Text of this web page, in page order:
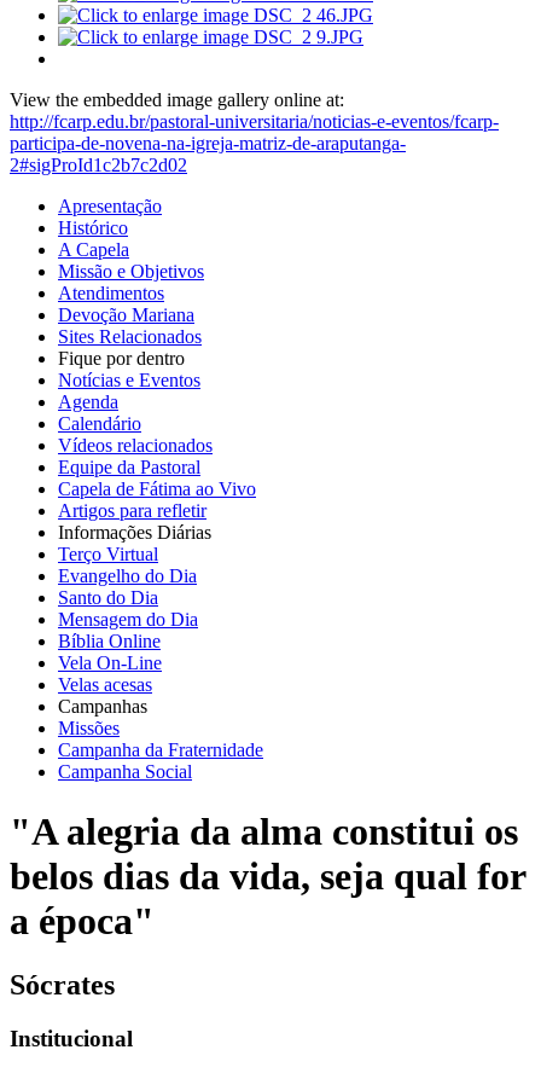
View the embedded image gallery online at:
http://fcarp.edu.br/pastoral-universitaria/noticias-e-eventos/fcarp-
participa-de-novena-na-igreja-matriz-de-araputanga-
2#sigProId1c2b7c2d02
Apresentação
Histórico
A Capela
Missão e Objetivos
Atendimentos
Devoção Mariana
Sites Relacionados
Fique por dentro
Notícias e Eventos
Agenda
Calendário
Vídeos relacionados
Equipe da Pastoral
Capela de Fátima ao Vivo
Artigos para refletir
Informações Diárias
Terço Virtual
Evangelho do Dia
Santo do Dia
Mensagem do Dia
Bíblia Online
Vela On-Line
Velas acesas
Campanhas
Missões
Campanha da Fraternidade
Campanha Social
"A alegria da alma constitui os
belos dias da vida, seja qual for
a época"
Sócrates
Institucional